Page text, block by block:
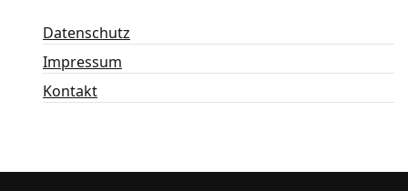
Datenschutz
Impressum
Kontakt